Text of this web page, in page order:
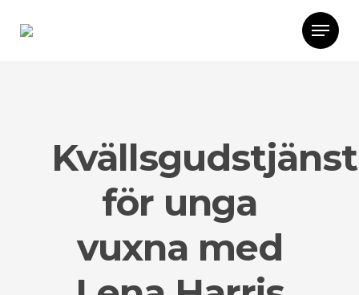
Kvällsgudstjänst
för unga
vuxna med